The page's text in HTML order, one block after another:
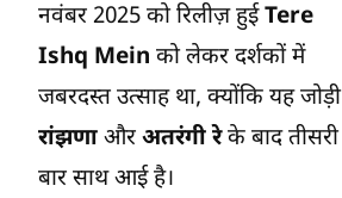
नवंबर 2025 को रिलीज़ हुईTere
Ishq Mein को लेकर दर्शकों में
जबरदस्त उत्साह था, क्योंकि यह जोड़ी
रांझणा और अतरंगी रेके बाद तीसरी
बार साथ आई है।